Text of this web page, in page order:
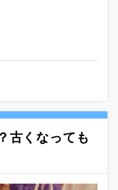
古くなっても